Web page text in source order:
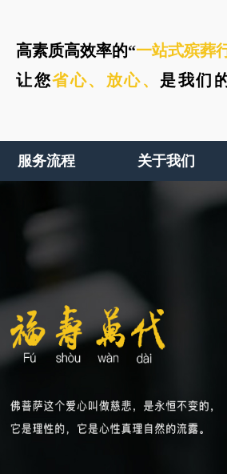
高素质高效率的“一站式殡葬
让您省心、 放心、 是我们
服务流程 关于我们